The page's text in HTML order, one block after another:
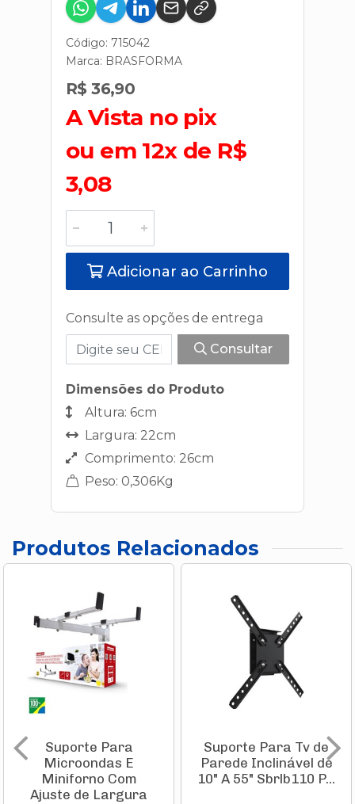
Código: 715042
Marca: BRASFORMA
R$ 36,90
A Vista no pix
ou em 12x de R$
3,08
Adicionar ao Carrinho
Consulte as opções de entrega
Consultar
Dimensões do Produto
Altura: 6cm
Largura: 22cm
Comprimento: 26cm
Peso: 0,306Kg
Produtos Relacionados
Suporte Para
Microondas E
Miniforno Com
Ajuste de Largura
Suporte Para Tv de
Parede Inclinável de
10" A 55" Sbrlb110 P...